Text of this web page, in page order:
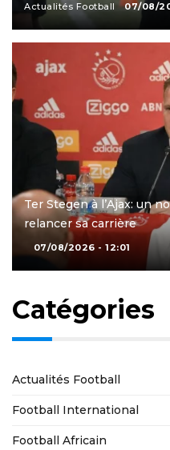
Actualités Football 07/08/
Ter Stegen à l’Ajax: un
relancer sa carrière
07/08/2026 - 12:01
Catégories
Actualités Football
Football International
Football Africain